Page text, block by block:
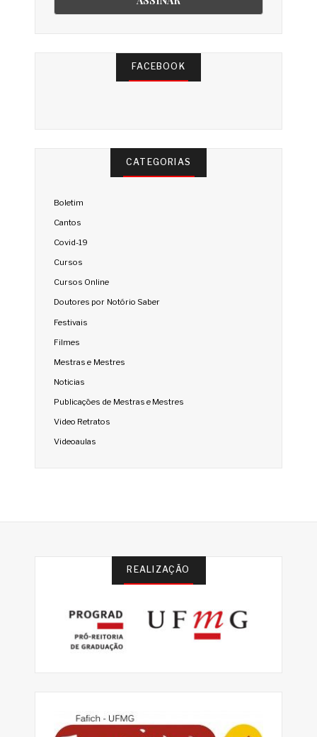
FACEBOOK
CATEGORIAS
Boletim
Cantos
Covid-19
Cursos
Cursos Online
Doutores por Notório Saber
Festivais
Filmes
Mestras e Mestres
Noticias
Publicações de Mestras e Mestres
Video Retratos
Videoaulas
REALIZAÇÃO